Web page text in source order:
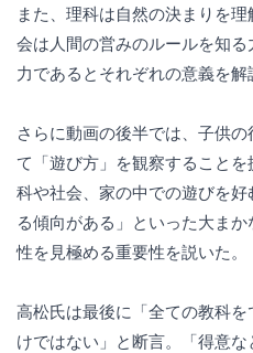
また、理科は自然の決まりを
会は人間の営みのルールを知
力であるとそれぞれの意義を解
さらに動画の後半では、子供
て「遊び方」を観察すること
科や社会、家の中での遊びを
る傾向がある」といった大ま
性を見極める重要性を説いた。
高松氏は最後に「全ての教科
けではない」と断言。「得意